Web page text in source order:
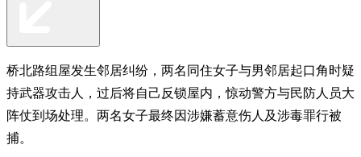
桥北路组屋发生邻居纠纷，两名同住女子与男邻居起口角时疑
持武器攻击人，过后将自己反锁屋内，惊动警方与民防人员大
阵仗到场处理。两名女子最终因涉嫌蓄意伤人及涉毒罪行被
捕。